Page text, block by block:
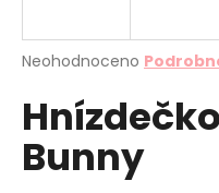
Průměrné
produktu
je
0,0
Neohodnoceno
Bunny
j
t
?